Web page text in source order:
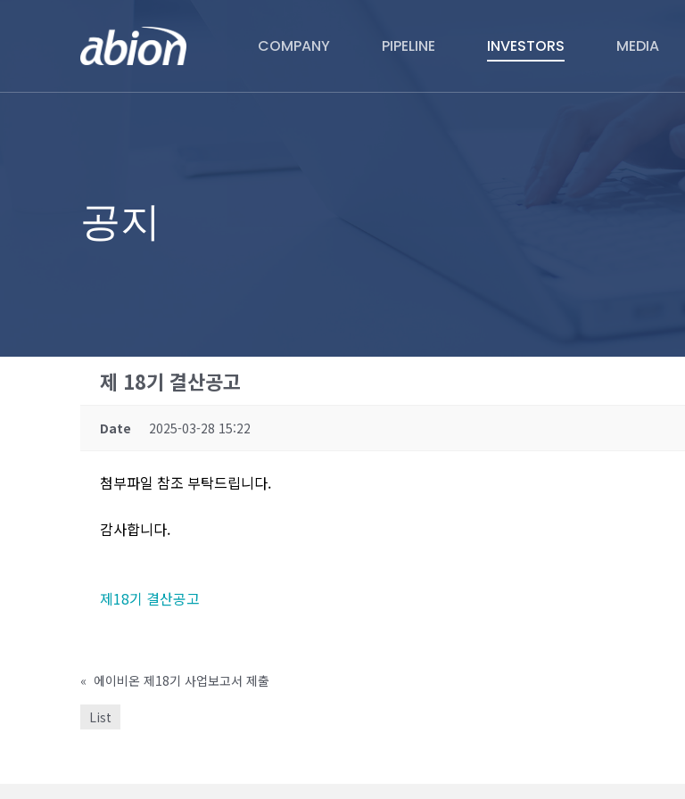
COMPANY PIPELINE INVESTORS MEDIA
공지
제 18기 결산공고
Date 2025-03-28 15:22
첨부파일 참조 부탁드립니다.
감사합니다.
제18기 결산공고
« 에이비온 제18기 사업보고서 제출
List